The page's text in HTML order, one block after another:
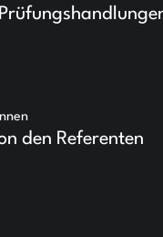
den Referenten